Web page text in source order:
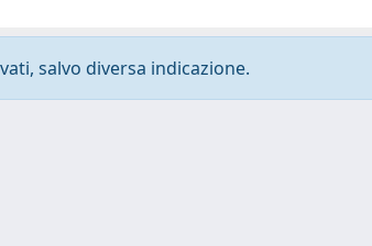
salvo diversa indicazione.